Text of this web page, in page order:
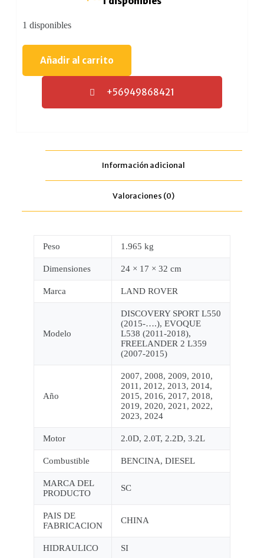
1 disponibles
Añadir al carrito
+56949868421
Información adicional
Valoraciones (0)
Peso 1.965 kg
Dimensiones 24 × 17 × 32 cm
Marca LAND ROVER
Modelo
DISCOVERY SPORT L550
(2015-….), EVOQUE
L538 (2011-2018),
FREELANDER 2 L359
(2007-2015)
Año
2007, 2008, 2009, 2010,
2011, 2012, 2013, 2014,
2015, 2016, 2017, 2018,
2019, 2020, 2021, 2022,
2023, 2024
Motor 2.0D, 2.0T, 2.2D, 3.2L
Combustible BENCINA, DIESEL
MARCA DEL
PRODUCTO
SC
PAIS DE
FABRICACION
CHINA
HIDRAULICO SI